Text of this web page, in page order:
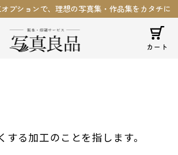
プションで、理想の写真集・作品集をカタチに
カート
する加工のことを指します。